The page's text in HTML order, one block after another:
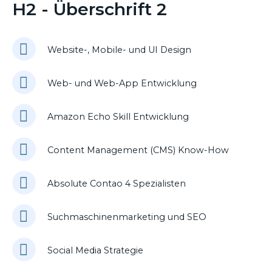
H2 - Überschrift 2
Website-, Mobile- und UI Design
Web- und Web-App Entwicklung
Amazon Echo Skill Entwicklung
Content Management (CMS) Know-How
Absolute Contao 4 Spezialisten
Suchmaschinenmarketing und SEO
Social Media Strategie